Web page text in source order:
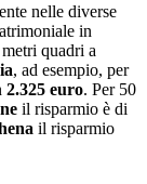
nelle diverse
in
quadri a
, ad esempio, per
2.325 euro. Per 50
il risparmio è di
il risparmio